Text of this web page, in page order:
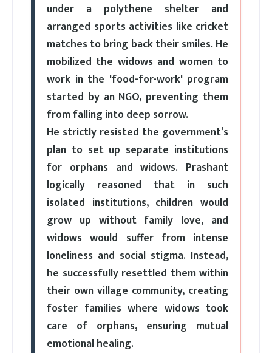
under a polythene shelter and
arranged sports activities like cricket
matches to bring back their smiles. He
mobilized the widows and women to
work in the 'food-for-work' program
started by an NGO, preventing them
from falling into deep sorrow.
He strictly resisted the government’s
plan to set up separate institutions
for orphans and widows. Prashant
logically reasoned that in such
isolated institutions, children would
grow up without family love, and
widows would suffer from intense
loneliness and social stigma. Instead,
he successfully resettled them within
their own village community, creating
foster families where widows took
care of orphans, ensuring mutual
emotional healing.